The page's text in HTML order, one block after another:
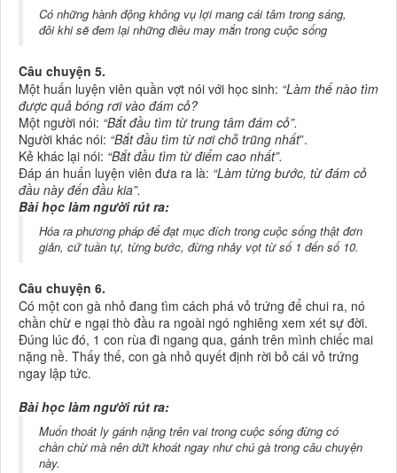
Có những hành động không vụ lợi mang cái tâm trong sáng,
đôi khi sẽ đem lại những điều may mắn trong cuộc sống
Câu chuyện 5.
Một huấn luyện viên quần vợt nói với học sinh: “Làm thế nào tìm
được quả bóng rơi vào đám cỏ?
Một người nói: “Bắt đầu tìm từ trung tâm đám cỏ”.
Người khác nói: “Bắt đầu tìm từ nơi chỗ trũng nhất”.
Kẻ khác lại nói: “Bắt đầu tìm từ điểm cao nhất”.
Đáp án huấn luyện viên đưa ra là: “Làm từng bước, từ đám cỏ
đầu này đến đầu kia”.
Bài học làm người rút ra:
Hóa ra phương pháp để đạt mục đích trong cuộc sống thật đơn
giản, cứ tuần tự, từng bước, đừng nhảy vọt từ số 1 đến số 10.
Câu chuyện 6.
Có một con gà nhỏ đang tìm cách phá vỏ trứng để chui ra, nó
chần chừ e ngại thò đầu ra ngoài ngó nghiêng xem xét sự đời.
Đúng lúc đó, 1 con rùa đi ngang qua, gánh trên mình chiếc mai
nặng nề. Thấy thế, con gà nhỏ quyết định rời bỏ cái vỏ trứng
ngay lập tức.
Bài học làm người rút ra:
Muốn thoát ly gánh nặng trên vai trong cuộc sống đừng có
chần chừ mà nên dứt khoát ngay như chú gà trong câu chuyện
này.